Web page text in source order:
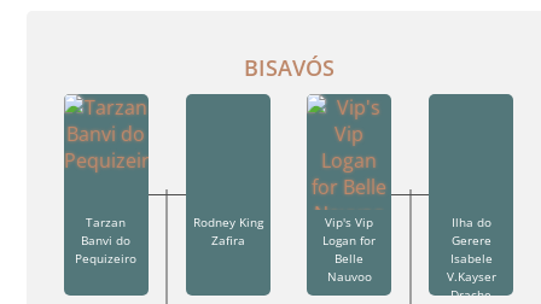
BISAVÓS
Tarzan
Banvi do
Pequizeiro
Rodney King
Zafira
Vip's Vip
Logan for
Belle
Nauvoo
Ilha do
Gerere
Isabele
V.Kayser
Drache